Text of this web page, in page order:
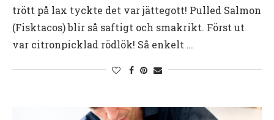
trött på lax tyckte det var jättegott! Pulled Salmon
(Fisktacos) blir så saftigt och smakrikt. Först ut
var citronpicklad rödlök! Så enkelt …